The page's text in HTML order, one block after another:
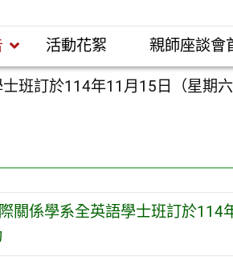
活動花絮 親師座談會
班訂於114年11月15日（星期
關係學系全英語學士班訂於114